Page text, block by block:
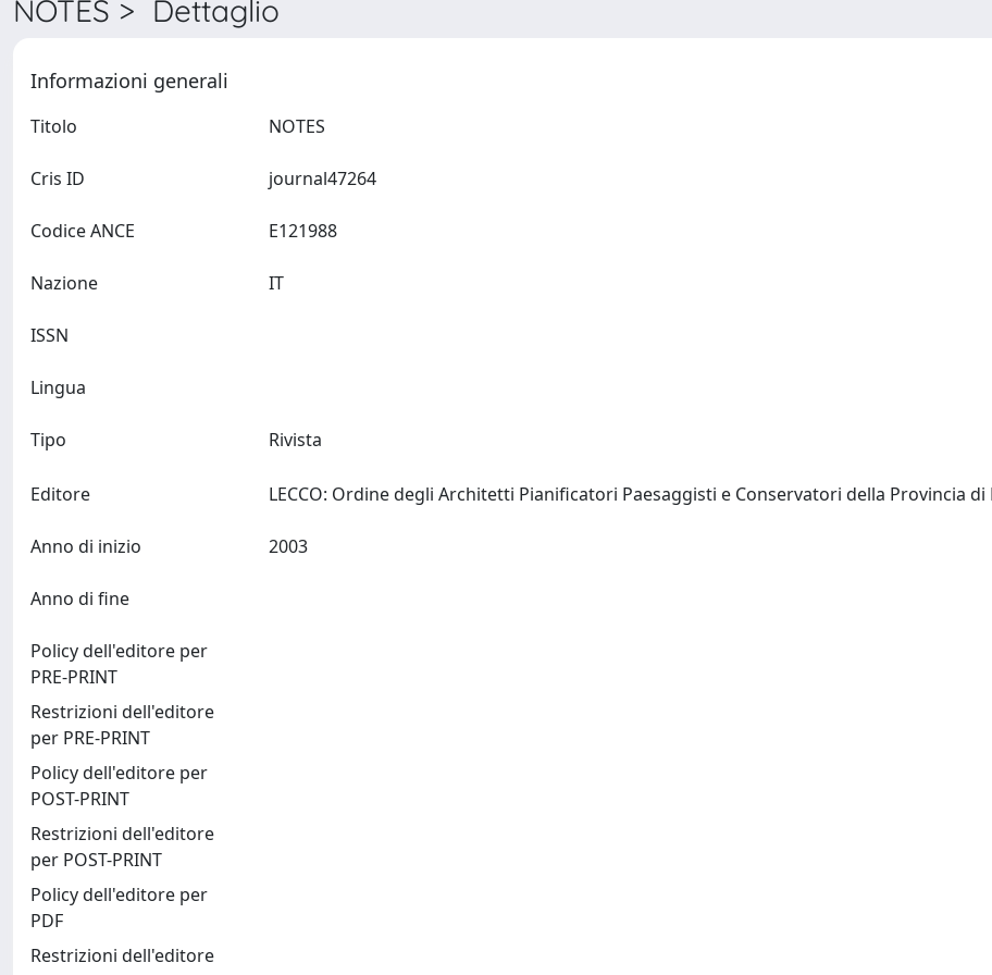
NOTES > Dettaglio
Informazioni generali
Titolo
Cris ID
Codice ANCE
Nazione
ISSN
Lingua
Tipo Rivista
Editore
Anno di inizio
Anno di fine
Policy dell'editore per
PRE-PRINT
Restrizioni dell'editore
per PRE-PRINT
Policy dell'editore per
POST-PRINT
Restrizioni dell'editore
per POST-PRINT
Policy dell'editore per
PDF
Restrizioni dell'editore